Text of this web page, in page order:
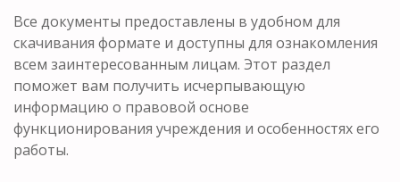
Все документы предоставлены в удобном для
скачивания формате и доступны для ознакомления
всем заинтересованным лицам. Этот раздел
поможет вам получить исчерпывающую
информацию о правовой основе
функционирования учреждения и особенностях его
работы.